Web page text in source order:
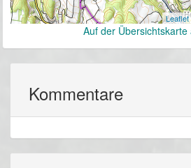
Leaflet
Auf der Übersichtskarte
Kommentare